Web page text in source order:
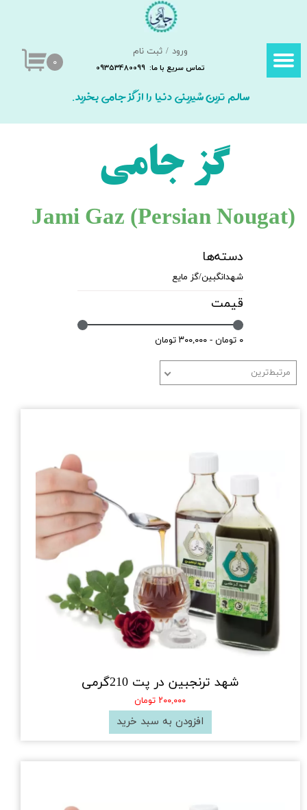
ورود / ثبت نام
تغییر گذر واژه
خروج از حساب کاربری
تماس سریع با ما: 09353480099 ۰
سالم ترین شیرینی دنیا را از گز جامی بخرید.
گز جامی
Jami Gaz (Persian Nougat​​​​​​​)
دسته‌ها
شهدانگبین/گز مایع
قیمت
۰ تومان - ۳۰۰,۰۰۰ تومان
مرتبط‌ترین
شهد ترنجبین در پت 210گرمی
۲۰۰,۰۰۰ تومان
افزودن به سبد خرید